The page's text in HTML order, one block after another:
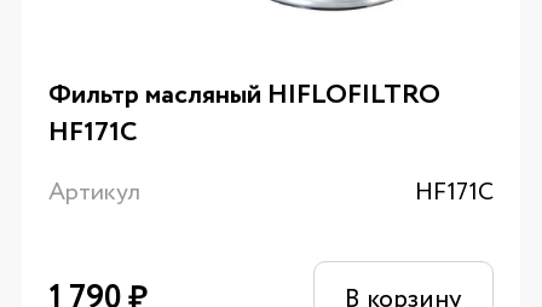
Фильтр масляный HIFLOFILTRO
HF171C
Артикул HF171C